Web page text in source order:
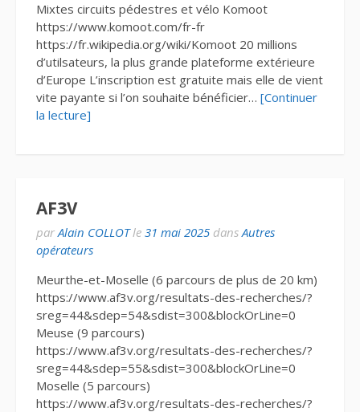
Mixtes circuits pédestres et vélo Komoot
https://www.komoot.com/fr-fr
https://fr.wikipedia.org/wiki/Komoot 20 millions
d’utilsateurs, la plus grande plateforme extérieure
d’Europe L’inscription est gratuite mais elle de vient
vite payante si l’on souhaite bénéficier… [Continuer
la lecture]
AF3V
par Alain COLLOTle 31 mai 2025 dans Autres
opérateurs
Meurthe-et-Moselle (6 parcours de plus de 20 km)
https://www.af3v.org/resultats-des-recherches/?
sreg=44&sdep=54&sdist=300&blockOrLine=0
Meuse (9 parcours)
https://www.af3v.org/resultats-des-recherches/?
sreg=44&sdep=55&sdist=300&blockOrLine=0
Moselle (5 parcours)
https://www.af3v.org/resultats-des-recherches/?